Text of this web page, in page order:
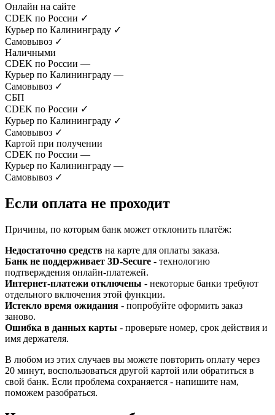
Онлайн на сайте
CDEK по России ✓
Курьер по Калининграду ✓
Самовывоз ✓
Наличными
CDEK по России —
Курьер по Калининграду —
Самовывоз ✓
СБП
CDEK по России ✓
Курьер по Калининграду ✓
Самовывоз ✓
Картой при получении
CDEK по России —
Курьер по Калининграду —
Самовывоз ✓
Если оплата не проходит
Причины, по которым банк может отклонить платёж:
Недостаточно средств на карте для оплаты заказа.
Банк не поддерживает 3D-Secure - технологию
подтверждения онлайн-платежей.
Интернет-платежи отключены - некоторые банки требуют
отдельного включения этой функции.
Истекло время ожидания - попробуйте оформить заказ
заново.
Ошибка в данных карты - проверьте номер, срок действия и
имя держателя.
В любом из этих случаев вы можете повторить оплату через
20 минут, воспользоваться другой картой или обратиться в
свой банк. Если проблема сохраняется - напишите нам,
поможем разобраться.